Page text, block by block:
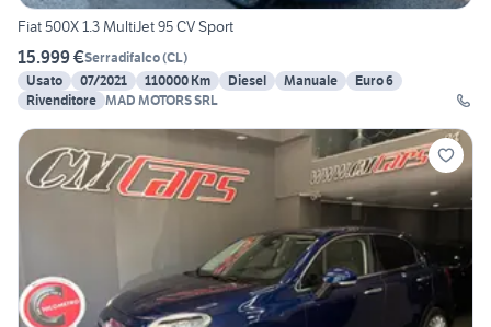
Fiat 500X 1.3 MultiJet 95 CV Sport
15.999 €Serradifalco(CL)
Usato
07/2021 110000 Km Diesel Manuale
Euro 6
Rivenditore MAD MOTORS SRL